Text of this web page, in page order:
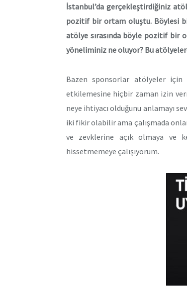
İstanbul’da gerçekleştirdiğiniz
pozitif bir ortam oluştu. Böylesi
atölye sırasında böyle pozitif bir
yöneliminiz ne oluyor? Bu
Bazen sponsorlar atölyeler
etkilemesine hiçbir zaman izin
neye ihtiyacı olduğunu anlamayı
iki fikir olabilir ama çalışmada
ve zevklerine açık olmaya ve
hissetmemeye çalışıyorum.